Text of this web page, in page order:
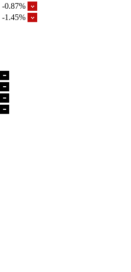
-0.87%
-1.45%